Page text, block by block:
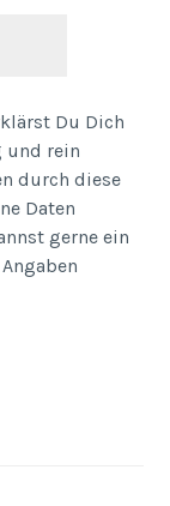
Du Dich
und rein
durch diese
Daten
gerne ein